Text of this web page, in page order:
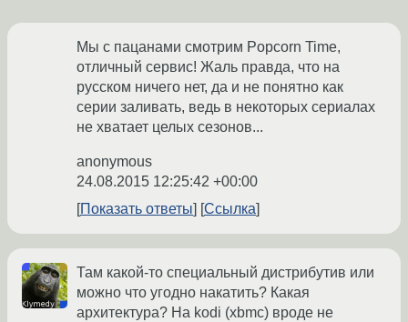
Мы с пацанами смотрим Popcorn Time,
отличный сервис! Жаль правда, что на
русском ничего нет, да и не понятно как
серии заливать, ведь в некоторых сериалах
не хватает целых сезонов...
anonymous
24.08.2015 12:25:42 +00:00
Показать ответы
Ссылка
Там какой-то специальный дистрибутив или
можно что угодно накатить? Какая
архитектура? На kodi (xbmc) вроде не